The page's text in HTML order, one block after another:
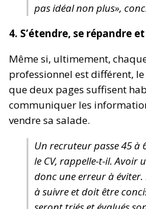
pas idéal non plus»,
4. S’étendre, se répandre
Même si, ultimement,
professionnel est différent,
que deux pages suffisent
communiquer les
vendre sa salade.
Un recruteur passe 45 à
le CV, rappelle-t-il. Avoir
donc une erreur à éviter.
à suivre et doit être